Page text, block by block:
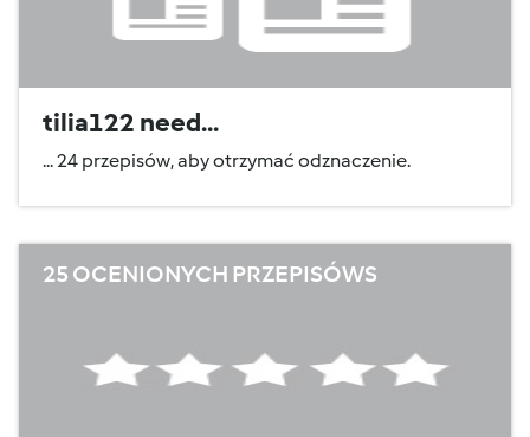
tilia122 need...
... 24 przepisów, aby otrzymać odznaczenie.
25 OCENIONYCH PRZEPISÓWS